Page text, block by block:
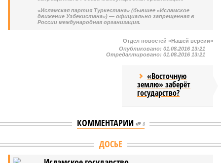
«Исламская партия Туркестана» (бывшее «Исламское
движение Узбекистана») — официально запрещенная в
России международная организация.
Отдел новостей «Нашей версии»
Опубликовано: 01.08.2016 13:21
Отредактировано: 01.08.2016 13:21
«Восточную
землю» заберёт
государство?
КОММЕНТАРИИ 0
Версия //Конфликт //В нескольких станциях от уже сданного
«Сказочного леса» пайщики ЖК «Станция Л» продолжают ждать от
компании Capital Group начала реальной достройки